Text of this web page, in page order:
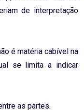
de interpretação
é matéria cabível na
se limita a indicar
as partes.